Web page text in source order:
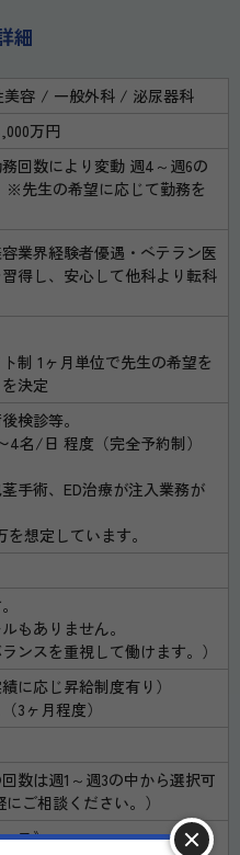
細
美容 一般外科
泌尿器科
万円
務回数により変動 週4～週6の
※先生の希望に応じて勤務を
業界経験者優遇・ベテラン医
得し、安心して他科より転科
制 1ヶ月単位で先生の希望を
決定
検診等。
4名/日 程度（完全予約制）
手術、ED治療が注入業務が
を想定しています。
もありません。
ンスを重視して働けます。）
に応じ昇給制度有り）
3ヶ月程度）
数は週1～週3の中から選択可
ご相談ください。）
ス》